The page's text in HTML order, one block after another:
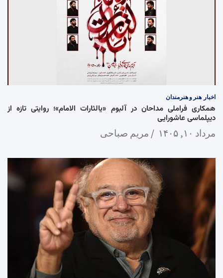
اخبار هنر و هنرمندان
همکاری فراملی مداحان در آلبوم «یالثارات الامام»؛ روایتی تازه از
دیپلماسی عاشورایی
مرداد ۱۰, ۱۴۰۵ مریم صباحی